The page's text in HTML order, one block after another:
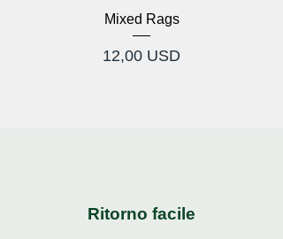
Mixed Rags
Prezzo
12,00 USD
Ritorno facile